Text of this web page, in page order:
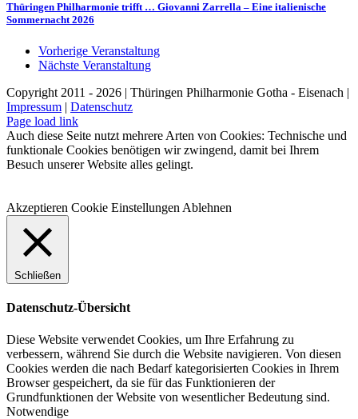
Thüringen Philharmonie trifft … Giovanni Zarrella – Eine italienische
Sommernacht 2026
Vorherige Veranstaltung
Nächste Veranstaltung
Copyright 2011 - 2026 | Thüringen Philharmonie Gotha - Eisenach |
Impressum | Datenschutz
Facebook
Instagram
WhatsApp
YouTube
E-
Mail
Telefon
Page load link
Auch diese Seite nutzt mehrere Arten von Cookies: Technische und
funktionale Cookies benötigen wir zwingend, damit bei Ihrem
Besuch unserer Website alles gelingt.
Akzeptieren Cookie Einstellungen Ablehnen
Schließen
Datenschutz-Übersicht
Diese Website verwendet Cookies, um Ihre Erfahrung zu
verbessern, während Sie durch die Website navigieren. Von diesen
Cookies werden die nach Bedarf kategorisierten Cookies in Ihrem
Browser gespeichert, da sie für das Funktionieren der
Grundfunktionen der Website von wesentlicher Bedeutung sind.
Notwendige